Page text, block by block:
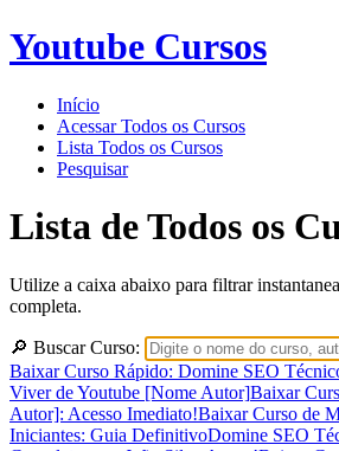
Youtube Cursos
Início
Acessar Todos os Cursos
Lista Todos os Cursos
Pesquisar
Lista de Todos os
Utilize a caixa abaixo para filtrar
completa.
🔎 Buscar Curso:
Baixar Curso Rápido: Domine SEO
Viver de Youtube [Nome Autor]Baixar
Autor]: Acesso Imediato!Baixar Curso de
Iniciantes: Guia DefinitivoDomine SEO